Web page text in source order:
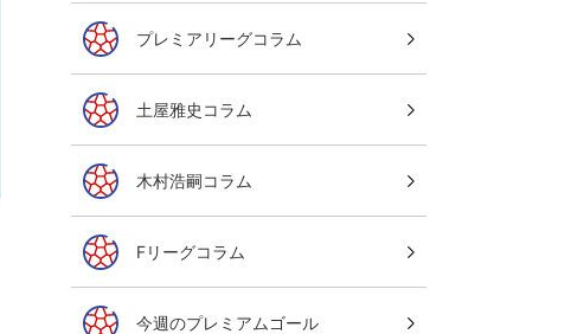
プレミアリーグコラム
土屋雅史コラム
木村浩嗣コラム
Fリーグコラム
今週のプレミアムゴール
ご視聴はこちら